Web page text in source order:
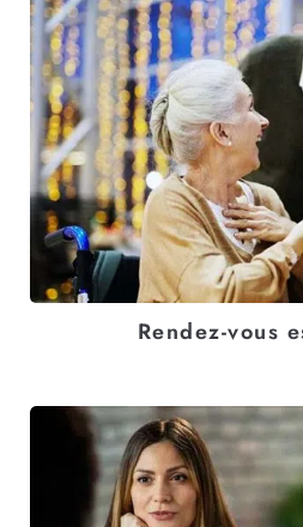
Rendez-vous